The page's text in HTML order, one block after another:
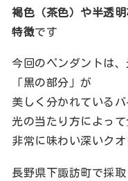
褐色（茶色）や半透
特徴です
今回のペンダントは
「黒の部分」が
美しく分かれている
光の当たり方によっ
非常に味わい深いクオ
長野県下諏訪町で採